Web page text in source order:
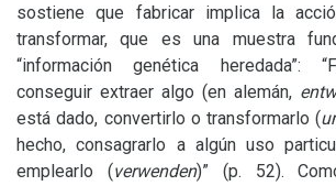
sostiene que fabricar implica la
transformar, que es una muestra
“información genética heredada”:
conseguir extraer algo (en alemán,
está dado, convertirlo o transformarlo (
hecho, consagrarlo a algún uso
emplearlo (verwenden)” (p. 52).